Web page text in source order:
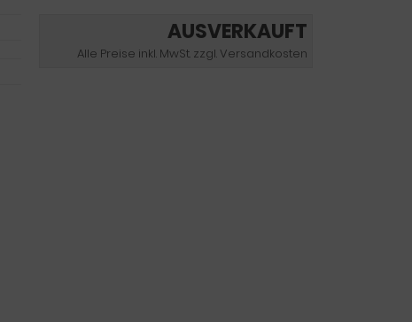
AUSVERKAUFT
Alle Preise inkl. MwSt. zzgl. Versandkosten